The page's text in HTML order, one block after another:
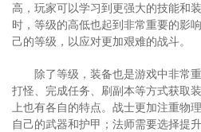
高，玩家可以学习到更强大的技能和
时，等级的高低也起到非常重要的影
己的等级，以应对更加艰难的战斗。
除了等级，装备也是游戏中非常
打怪、完成任务、刷副本等方式获取
上也有各自的特点。战士更加注重物
自己的武器和护甲；法师需要选择提